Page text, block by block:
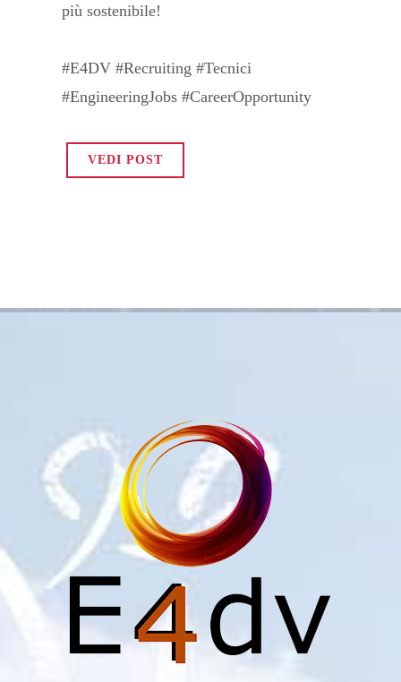
più sostenibile!
#E4DV #Recruiting #Tecnici
#EngineeringJobs #CareerOpportunity
VEDI POST